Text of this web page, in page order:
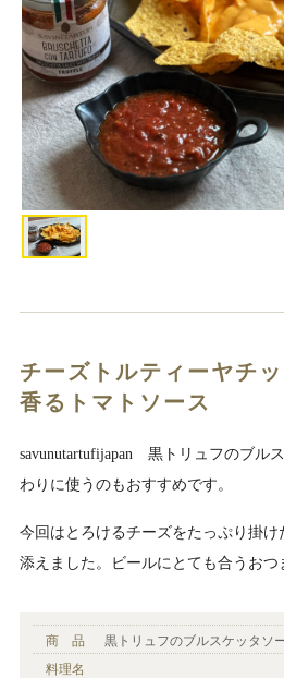
チーズトルティーヤチ
香るトマトソース
savunutartufijapan 黒トリュフのブル
わりに使うのもおすすめです。
今回はとろけるチーズをたっぷり掛
添えました。ビールにとても合うおつ
商 品
黒トリュフのブルスケッタソ
料理名